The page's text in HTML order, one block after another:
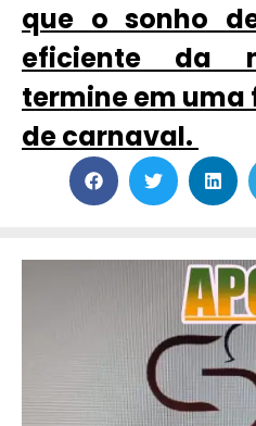
que o sonho
eficiente da
termine em
de carnaval.